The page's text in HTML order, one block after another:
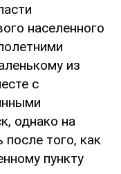
населенного
из
с
однако на
того, как
пункту